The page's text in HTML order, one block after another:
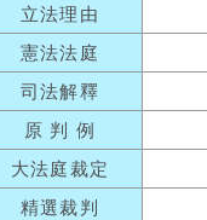
立法理由
憲法法庭
司法解釋
原 判 例
大法庭裁定
精選裁判